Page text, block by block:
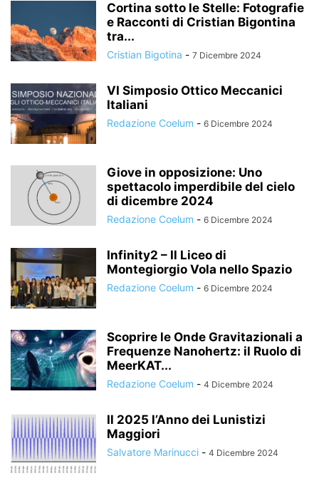
Cortina sotto le Stelle: Fotografie
e Racconti di Cristian Bigontina
tra...
Cristian Bigotina - 7 Dicembre 2024
VI Simposio Ottico Meccanici
Italiani
Redazione Coelum - 6 Dicembre 2024
Giove in opposizione: Uno
spettacolo imperdibile del cielo
di dicembre 2024
Redazione Coelum - 6 Dicembre 2024
Infinity2 – Il Liceo di
Montegiorgio Vola nello Spazio
Redazione Coelum - 6 Dicembre 2024
Scoprire le Onde Gravitazionali a
Frequenze Nanohertz: il Ruolo di
MeerKAT...
Redazione Coelum - 4 Dicembre 2024
Il 2025 l’Anno dei Lunistizi
Maggiori
Salvatore Marinucci - 4 Dicembre 2024